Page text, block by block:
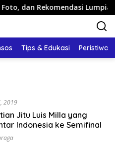
Rekomendasi Lumpia
Tips & Edukasi Peristiwa
2019
Jitu Luis Milla yang
Indonesia ke Semifinal